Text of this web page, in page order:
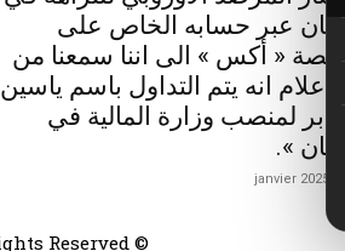
عبر حسابه الخاص على
« أكس » الى اننا سمعنا من
الاعلام انه يتم التداول باسم ياسين
جابر لمنصب وزارة المالية في
لبنان ».
© Libnanews.com . All Rights Reserved.